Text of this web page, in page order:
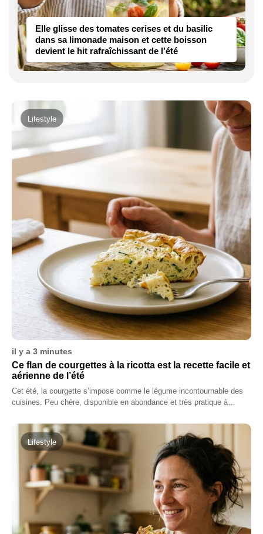
Elle glisse des tomates cerises et du basilic
dans sa limonade maison et cette boisson
devient le hit rafraîchissant de l’été
Lifestyle
il y a 3 minutes
Ce flan de courgettes à la ricotta est la recette facile et
aérienne de l’été
Cet été, la courgette s’impose comme le légume incontournable des
cuisines. Peu chère, disponible en abondance et très pratique à…
Lifestyle